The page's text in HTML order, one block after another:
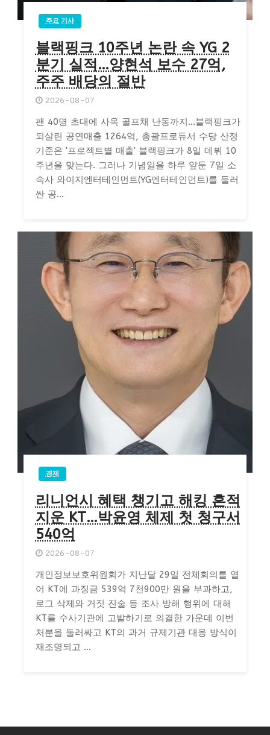
주요 기사
블랙핑크 10주년 논란 속 YG 2
분기 실적…양현석 보수 27억,
주주 배당의 절반
2026-08-07
팬 40명 초대에 사옥 골프채 난동까지…블랙핑크가
되살린 공연매출 1264억, 총괄프로듀서 수당 산정
기준은 '프로젝트별 매출' 블랙핑크가 8일 데뷔 10
주년을 맞는다. 그러나 기념일을 하루 앞둔 7일 소
속사 와이지엔터테인먼트(YG엔터테인먼트)를 둘러
싼 공...
경제
리니언시 혜택 챙기고 해킹 흔적
지운 KT…박윤영 체제 첫 청구서
540억
2026-08-07
개인정보보호위원회가 지난달 29일 전체회의를 열
어 KT에 과징금 539억 7천900만 원을 부과하고,
로그 삭제와 거짓 진술 등 조사 방해 행위에 대해
KT를 수사기관에 고발하기로 의결한 가운데 이번
처분을 둘러싸고 KT의 과거 규제기관 대응 방식이
재조명되고 ...